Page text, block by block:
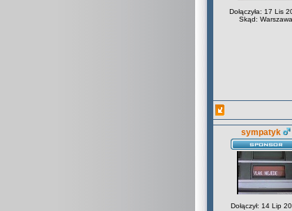
Dołączyła: 17 Lis
Skąd: Warszawa
sympatyk
Dołączył: 14 Lip